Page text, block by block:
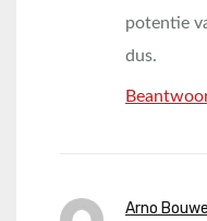
potentie
dus.
Arno